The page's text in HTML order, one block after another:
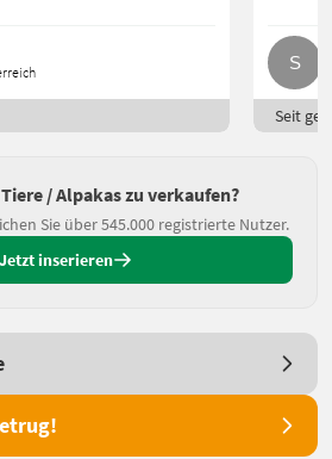
Seit
/ Alpakas zu verkaufen?
Sie über 545.000 registrierte Nutzer.
Jetzt inserieren